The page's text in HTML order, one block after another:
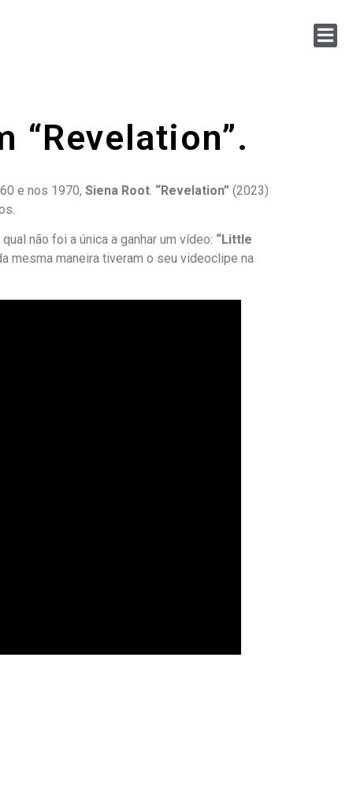
“Revelation”.
e nos 1970, Siena Root. “Revelation” (2023)
qual não foi a única a ganhar um vídeo: “Little
mesma maneira tiveram o seu videoclipe na